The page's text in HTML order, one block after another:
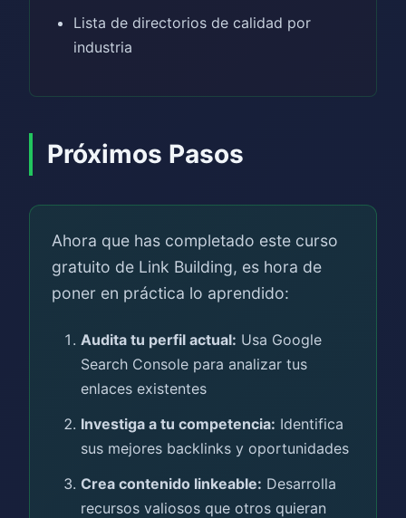
Lista de directorios de calidad por
industria
Próximos Pasos
Ahora que has completado este curso
gratuito de Link Building, es hora de
poner en práctica lo aprendido:
Audita tu perfil actual: Usa Google
Search Console para analizar tus
enlaces existentes
Investiga a tu competencia: Identifica
sus mejores backlinks y oportunidades
Crea contenido linkeable: Desarrolla
recursos valiosos que otros quieran